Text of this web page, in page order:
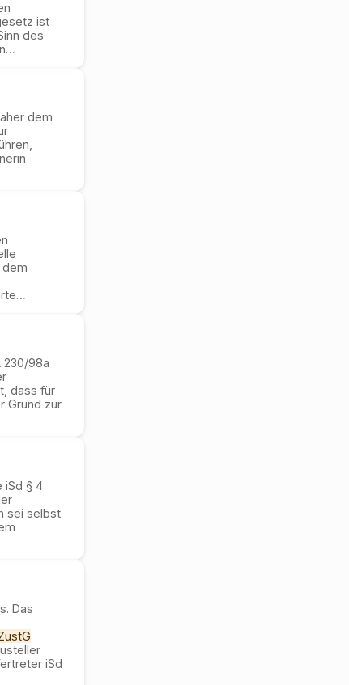
ist
des
…
dem
dem
…
230/98a
dass für
Grund zur
iSd § 4
sei selbst
Das
iSd